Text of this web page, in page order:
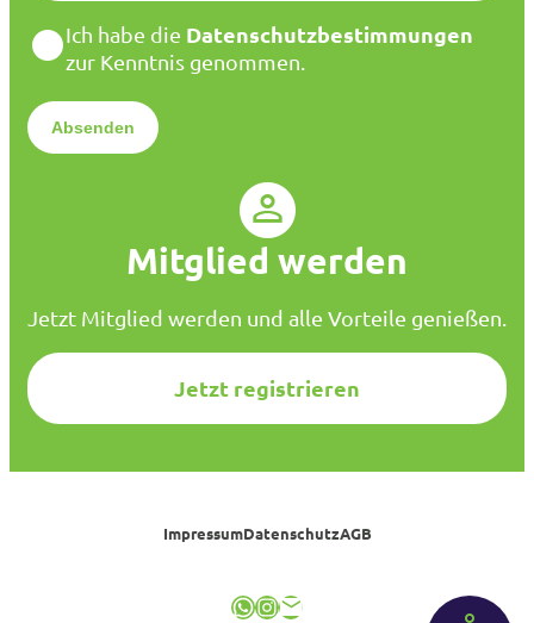
*
D
a
e
n
*
Ich habe die Datenschutzbestimmungen
zur Kenntnis genommen.
Mitglied werden
Jetzt Mitglied werden und alle Vorteile genießen.
Jetzt registrieren
ImpressumDatenschutzAGB
WhatsApp InstagramE-Mail